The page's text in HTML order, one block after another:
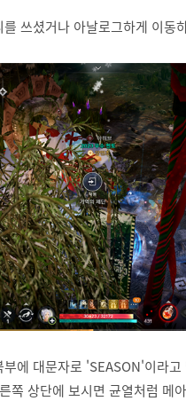
쓰셨거나 아날로그하게 이동
에 대문자로 'SEASON'이라
쪽 상단에 보시면 균열처럼 메